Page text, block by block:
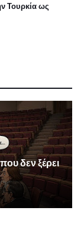
Τουρκία ως
δεν ξέρει